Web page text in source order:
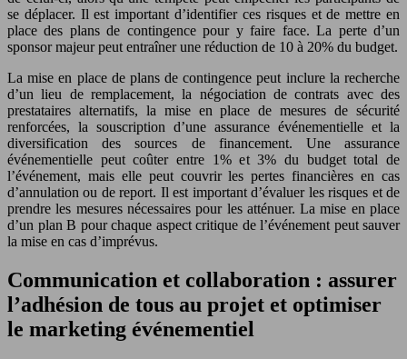
se déplacer. Il est important d’identifier ces risques et de mettre en
place des plans de contingence pour y faire face. La perte d’un
sponsor majeur peut entraîner une réduction de 10 à 20% du budget.
La mise en place de plans de contingence peut inclure la recherche
d’un lieu de remplacement, la négociation de contrats avec des
prestataires alternatifs, la mise en place de mesures de sécurité
renforcées, la souscription d’une assurance événementielle et la
diversification des sources de financement. Une assurance
événementielle peut coûter entre 1% et 3% du budget total de
l’événement, mais elle peut couvrir les pertes financières en cas
d’annulation ou de report. Il est important d’évaluer les risques et de
prendre les mesures nécessaires pour les atténuer. La mise en place
d’un plan B pour chaque aspect critique de l’événement peut sauver
la mise en cas d’imprévus.
Communication et collaboration : assurer
l’adhésion de tous au projet et optimiser
le marketing événementiel